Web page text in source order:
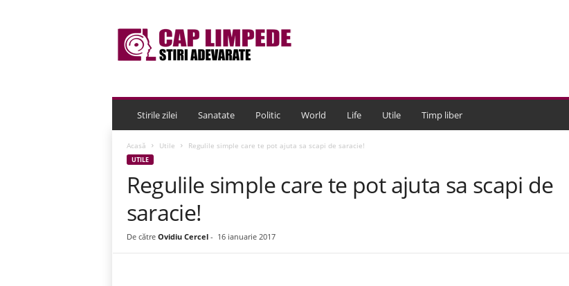
p
d
Stirile zilei Sanatate Politic World Life Utile Timp liber
Acasă Utile Regulile simple care te pot ajuta sa scapi de saracie!
UTILE
Regulile simple care te pot ajuta sa scapi de
saracie!
De către Ovidiu Cercel- 16 ianuarie 2017